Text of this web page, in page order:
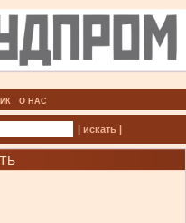
О НАС
| искать |